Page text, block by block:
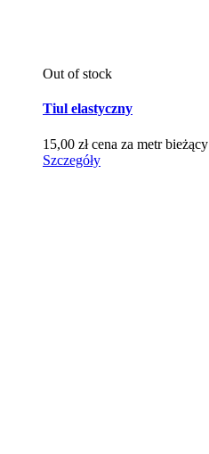
Out of stock
Tiul elastyczny
15,00 złcena za metr bieżący
Szczegóły